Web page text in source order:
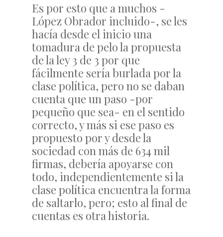
Es por esto que a muchos -
López Obrador incluido-, se les
hacía desde el inicio una
tomadura de pelo la propuesta
de la ley 3 de 3 por que
fácilmente sería burlada por la
clase política, pero no se daban
cuenta que un paso -por
pequeño que sea- en el sentido
correcto, y más si ese paso es
propuesto por y desde la
sociedad con más de 634 mil
firmas, debería apoyarse con
todo, independientemente si la
clase política encuentra la forma
de saltarlo, pero; esto al final de
cuentas es otra historia.